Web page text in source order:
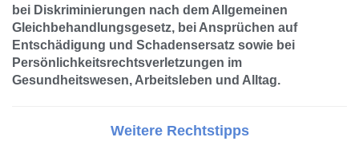
bei Diskriminierungen nach dem Allgemeinen
Gleichbehandlungsgesetz, bei Ansprüchen auf
Entschädigung und Schadensersatz sowie bei
Persönlichkeitsrechtsverletzungen im
Gesundheitswesen, Arbeitsleben und Alltag.
Weitere Rechtstipps